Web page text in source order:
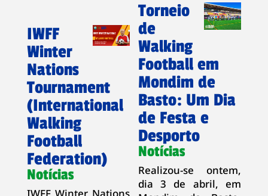
IWFF
Winter
Nations
Tournament
(International
Walking
Football
Federation)
Notícias
Torneio
de
Walking
Football em
Mondim de
Basto: Um Dia
de Festa e
Desporto
Notícias
Realizou-se ontem,
dia 3 de abril, em